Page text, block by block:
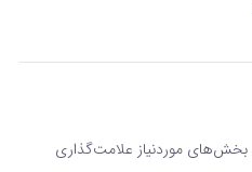
بخش‌های موردنیاز علامت‌گذاری